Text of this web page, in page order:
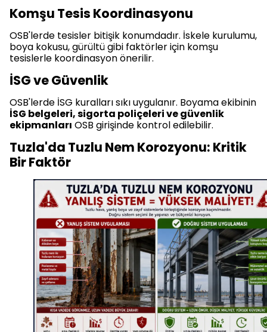
Komşu Tesis Koordinasyonu
OSB'lerde tesisler bitişik konumdadır. İskele kurulumu,
boya kokusu, gürültü gibi faktörler için komşu
tesislerle koordinasyon önerilir.
İSG ve Güvenlik
OSB'lerde İSG kuralları sıkı uygulanır. Boyama ekibinin
İSG belgeleri, sigorta poliçeleri ve güvenlik
ekipmanları OSB girişinde kontrol edilebilir.
Tuzla'da Tuzlu Nem Korozyonu: Kritik
Bir Faktör